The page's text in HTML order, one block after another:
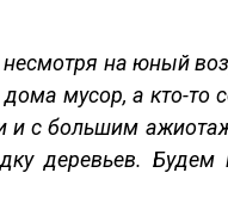
на юный
мусор, а кто-то
и с большим
деревьев. Будем